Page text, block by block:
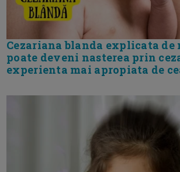
Cezariana blanda explicata de
poate deveni nasterea prin
experienta mai apropiata de